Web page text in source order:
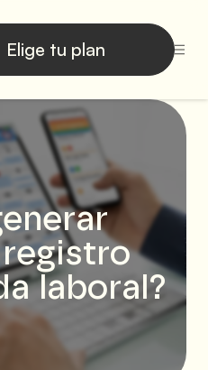
Elige tu plan
registro
laboral?